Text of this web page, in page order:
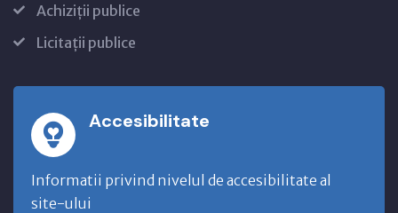
Achiziții publice
Licitații publice
Accesibilitate
Informatii privind nivelul de accesibilitate al
site-ului